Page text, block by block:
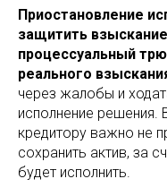
Приостановление
защитить
процессуальный
реального
через жалобы и
исполнение решения.
кредитору важно не
сохранить актив, за
будет исполнить.